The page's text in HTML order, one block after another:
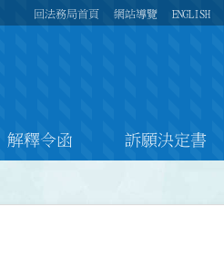
回法務局首頁 網站導覽 ENGLISH
解釋令函 訴願決定書